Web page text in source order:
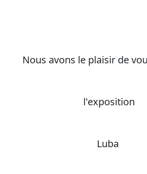
Nous avons le plaisir de
l'exposition
Luba